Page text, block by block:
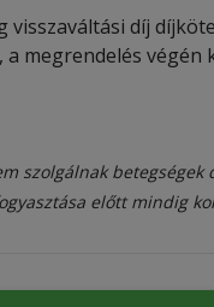
visszaváltási díj
a megrendelés
szolgálnak
előtt mindig